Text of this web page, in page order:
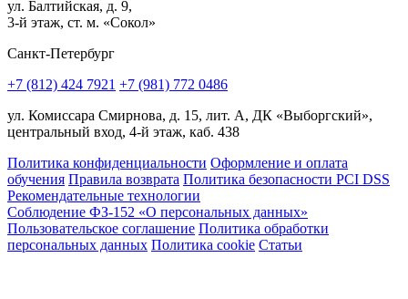
ул. Балтийская, д. 9,
3-й этаж, ст. м. «Сокол»
Санкт-Петербург
+7 (812) 424 7921 +7 (981) 772 0486
ул. Комиссара Смирнова, д. 15, лит. А, ДК «Выборгский»,
центральный вход, 4-й этаж, каб. 438
Политика конфиденциальности Оформление и оплата
обучения Правила возврата Политика безопасности PCI DSS
Рекомендательные технологии
Соблюдение ФЗ-152 «О персональ­ных данных»
Пользовательское соглашение Политика обработки
персональных данных Политика cookie Статьи